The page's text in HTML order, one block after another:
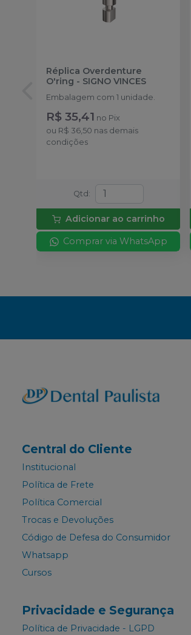
Réplica Overdenture
O'ring - SIGNO VINCES
Embalagem com 1 unidade.
R$ 35,41 no Pix
ou R$ 36,50 nas demais
condições
Qtd :
Adicionar ao carrinho
Comprar via WhatsApp
Central do Cliente
Institucional
Política de Frete
Política Comercial
Trocas e Devoluções
Código de Defesa do Consumidor
Whatsapp
Cursos
Privacidade e Segurança
Política de Privacidade - LGPD